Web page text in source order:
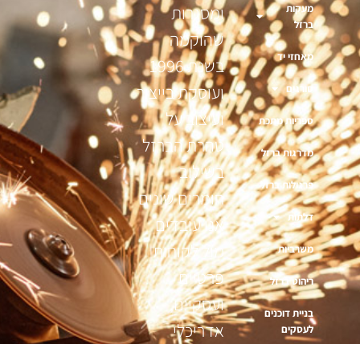
מעקות
ברזל
מאחזי יד
סורגים
ספריות מתכת
מדרגות ברזל
פרגולות ברזל
דלתות
משרביות
ריהוט ברזל
בניית דוכנים
לעסקים
ומסגרות
שהוקמה
בשנת 1996
ועוסקת בייצור
ועיצוב על
טהרת הברזל
בשילוב
חומרים שונים
אנו עובדים
מול לקוחות
פרטיים
ועסקיים,
אדריכלי